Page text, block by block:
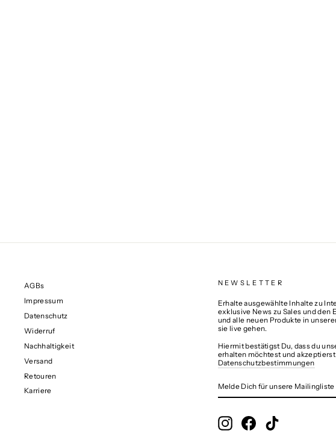
AGBs
Impressum
Datenschutz
Widerruf
Nachhaltigkeit
Versand
Retouren
Karriere
NEWSLETTER
Erhalte ausgewählte Inhalte zu
exklusive News zu Sales und den
und alle neuen Produkte in
sie live gehen.
Hiermit bestätigst Du, dass du
erhalten möchtest und
Datenschutzbestimmungen
DICH
UNSERE
InstagramFacebookTikTok